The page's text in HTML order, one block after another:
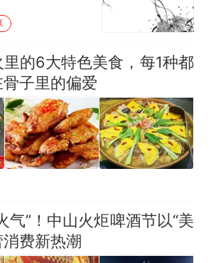
的6大特色美食，每1种都
子里的偏爱
气”！中山火炬啤酒节以“美
费新热潮